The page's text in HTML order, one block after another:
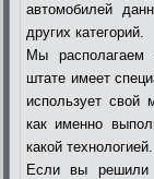
автомобилей
других категорий.
Мы располагаем
штате имеет
использует свой
как именно
какой технологией.
Если вы решили